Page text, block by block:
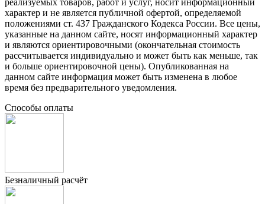
реализуемых товаров, работ и услуг, носит информационный
характер и не является публичной офертой, определяемой
положениями ст. 437 Гражданского Кодекса России. Все цены,
указанные на данном сайте, носят информационный характер
и являются ориентировочными (окончательная стоимость
рассчитывается индивидуально и может быть как меньше, так
и больше ориентировочной цены). Опубликованная на
данном сайте информация может быть изменена в любое
время без предварительного уведомления.
Способы оплаты
Безналичный расчёт